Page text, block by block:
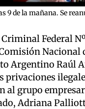
9 de la mañana. Se
Federal
Nacional
Argentino Raúl
privaciones
al grupo
Adriana